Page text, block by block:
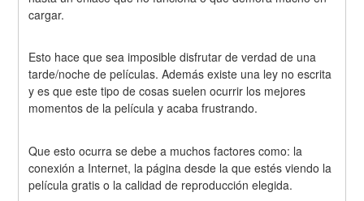
cargar.
Esto hace que sea imposible disfrutar de verdad de una
tarde/noche de películas. Además existe una ley no escrita
y es que este tipo de cosas suelen ocurrir los mejores
momentos de la película y acaba frustrando.
Que esto ocurra se debe a muchos factores como: la
conexión a Internet, la página desde la que estés viendo la
película gratis o la calidad de reproducción elegida.